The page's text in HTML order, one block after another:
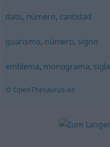
dato, número, cantidad
guarismo, número, signo
emblema, monograma, sigla
© OpenThesaurus-es